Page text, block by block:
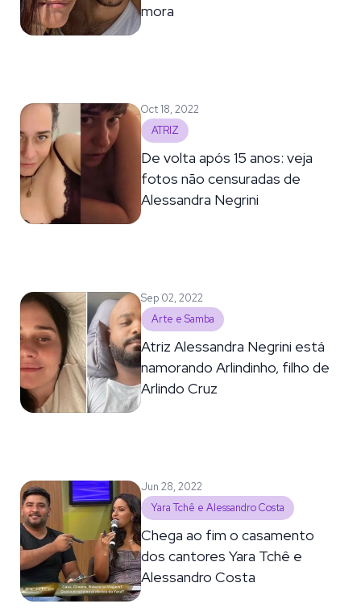
mora
Oct 18, 2022
ATRIZ
De volta após 15 anos: veja
fotos não censuradas de
Alessandra Negrini
Sep 02, 2022
Arte e Samba
Atriz Alessandra Negrini está
namorando Arlindinho, filho de
Arlindo Cruz
Jun 28, 2022
Yara Tchê e Alessandro Costa
Chega ao fim o casamento
dos cantores Yara Tchê e
Alessandro Costa